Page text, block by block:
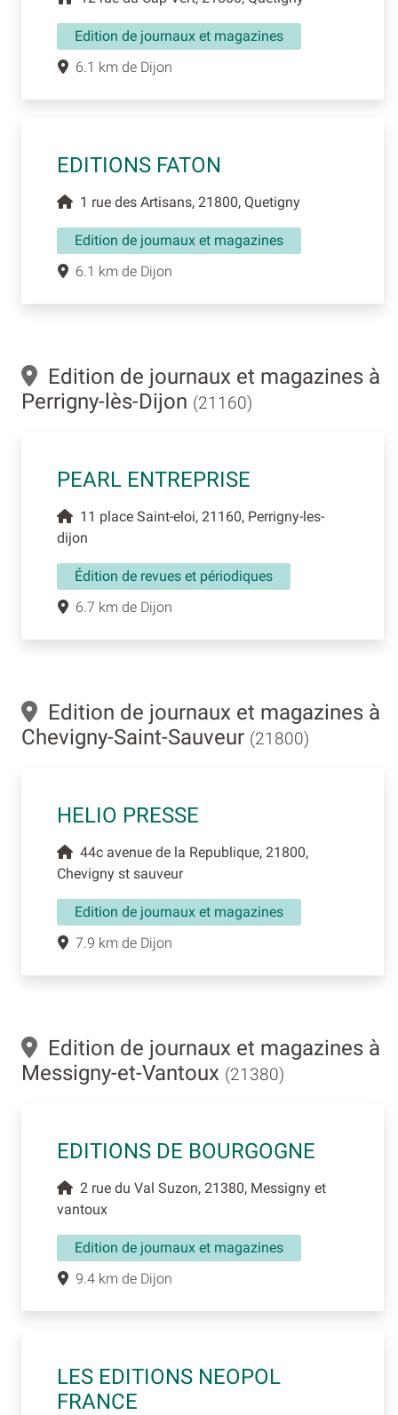
Edition de journaux et magazines
6.1 km de Dijon
EDITIONS FATON
1 rue des Artisans, 21800, Quetigny
Edition de journaux et magazines
6.1 km de Dijon
Edition de journaux et magazines à
Perrigny-lès-Dijon (21160)
PEARL ENTREPRISE
11 place Saint-eloi, 21160, Perrigny-les-
dijon
Édition de revues et périodiques
6.7 km de Dijon
Edition de journaux et magazines à
Chevigny-Saint-Sauveur (21800)
HELIO PRESSE
44c avenue de la Republique, 21800,
Chevigny st sauveur
Edition de journaux et magazines
7.9 km de Dijon
Edition de journaux et magazines à
Messigny-et-Vantoux (21380)
EDITIONS DE BOURGOGNE
2 rue du Val Suzon, 21380, Messigny et
vantoux
Edition de journaux et magazines
9.4 km de Dijon
LES EDITIONS NEOPOL
FRANCE